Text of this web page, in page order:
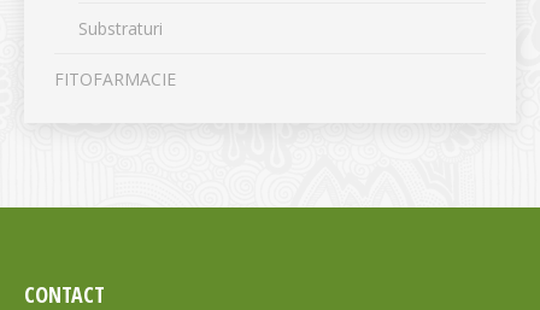
Substraturi
FITOFARMACIE
CONTACT